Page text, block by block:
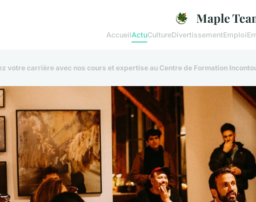
Maple
AccueilActuCultureDivertissementEmploi
votre carrière avec nos cours et expertise au Centre de Formation